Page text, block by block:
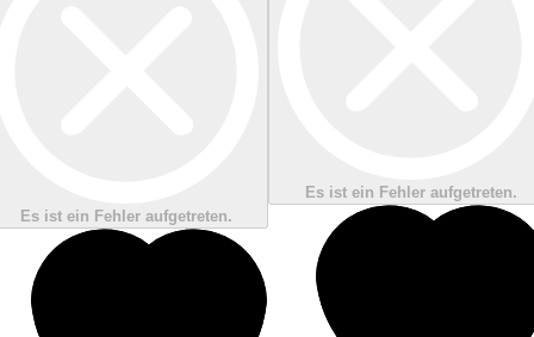
Es ist ein Fehler aufgetreten.
Es ist ein Fehler aufgetreten.